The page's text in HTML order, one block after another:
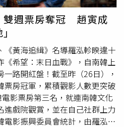
表示，將持續串聯各部會、地方
領域需求擴大AI應用與示範場
擴散，並讓AI轉化為民眾「用
的智慧服務，共同打造全民智慧
別提及台北，他表示：「去年在
U:nity 用熱情與愛包圍。今年的
也能用更多的愛回報大家。我
，也想讓整個地球因為愛而轉
迷的重視，也讓所有 U:nity 更
人期待再次來台開唱。（圖／
雙週票房奪冠 趙寅成
《黃海追緝》名導羅泓軫睽違十
《希望：末日血戰》，自南韓上
路開紅盤！截至昨（26日），
房冠軍，累積觀影人數更突破
影票房第三名，就連南韓文化
進戲院觀賞，並在自己社群上力
電影振興委員會統計，由羅泓軫